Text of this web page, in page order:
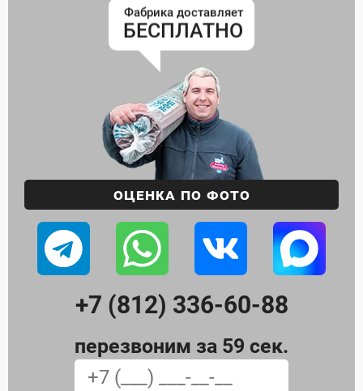
Приедем в день
🚀ЗАКАЗА
Оценка по фото
+7 (812) 336-60-88
перезвоним за 59 сек.